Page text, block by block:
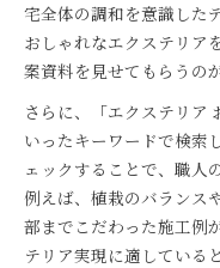
宅全体の調和を意識した
おしゃれなエクステリア
案資料を見せてもらうの
さらに、「エクステリア
いったキーワードで検索
ェックすることで、職人
例えば、植栽のバランス
部までこだわった施工例
テリア実現に適している